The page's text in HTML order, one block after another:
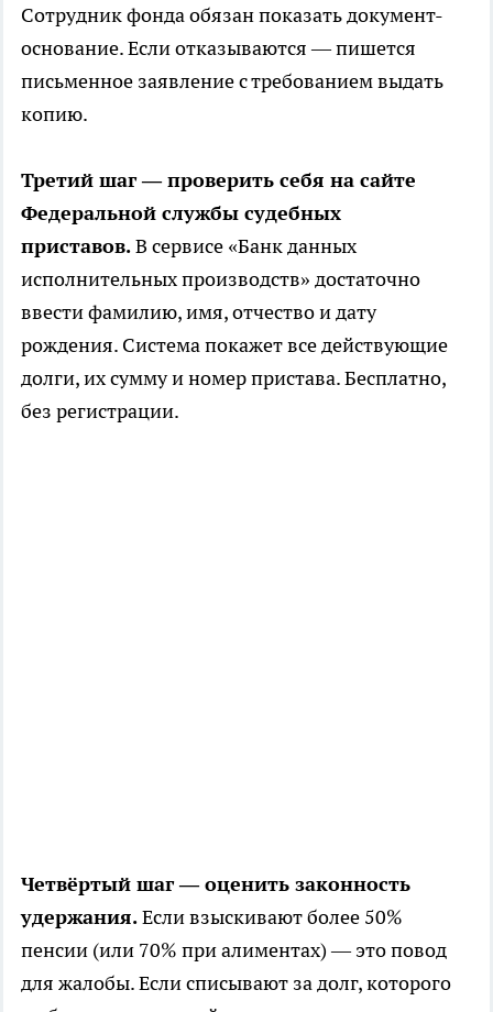
Сотрудник фонда обязан показать документ-
основание. Если отказываются — пишется
письменное заявление с требованием выдать
копию.
Третий шаг — проверить себя на сайте
Федеральной службы судебных
приставов.В сервисе «Банк данных
исполнительных производств» достаточно
ввести фамилию, имя, отчество и дату
рождения. Система покажет все действующие
долги, их сумму и номер пристава. Бесплатно,
без регистрации.
Четвёртый шаг — оценить законность
удержания.Если взыскивают более 50%
пенсии (или 70% при алиментах) — это повод
для жалобы. Если списывают за долг, которого